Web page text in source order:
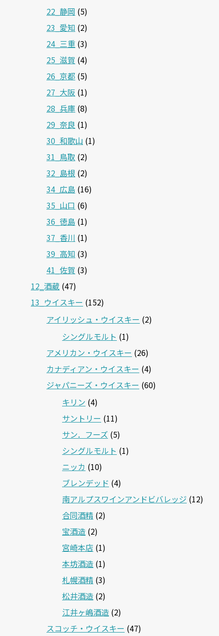
22_静岡 (5)
23_愛知 (2)
24_三重 (3)
25_滋賀 (4)
26_京都 (5)
27_大阪 (1)
28_兵庫 (8)
29_奈良 (1)
30_和歌山 (1)
31_鳥取 (2)
32_島根 (2)
34_広島 (16)
35_山口 (6)
36_徳島 (1)
37_香川 (1)
39_高知 (3)
41_佐賀 (3)
12‗酒蔵 (47)
13_ウイスキー (152)
アイリッシュ・ウイスキー (2)
シングルモルト (1)
アメリカン・ウイスキー (26)
カナディアン・ウイスキー (4)
ジャパニーズ・ウイスキー (60)
キリン (4)
サントリー (11)
サン．フーズ (5)
シングルモルト (1)
ニッカ (10)
ブレンデッド (4)
南アルプスワインアンドビバレッジ (12)
合同酒精 (2)
宝酒造 (2)
宮崎本店 (1)
本坊酒造 (1)
札幌酒精 (3)
松井酒造 (2)
江井ヶ嶋酒造 (2)
スコッチ・ウイスキー (47)